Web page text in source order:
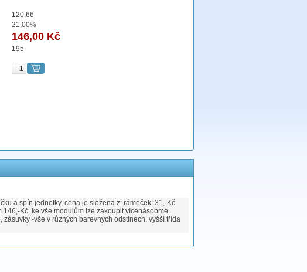
120,66
21,00%
146,00 Kč
195
a spín.jednotky, cena je složena z: rámeček: 31,-Kč
146,-Kč, ke vše modulům lze zakoupit vícenásobmé
zásuvky -vše v různých barevných odstínech. vyšší třída